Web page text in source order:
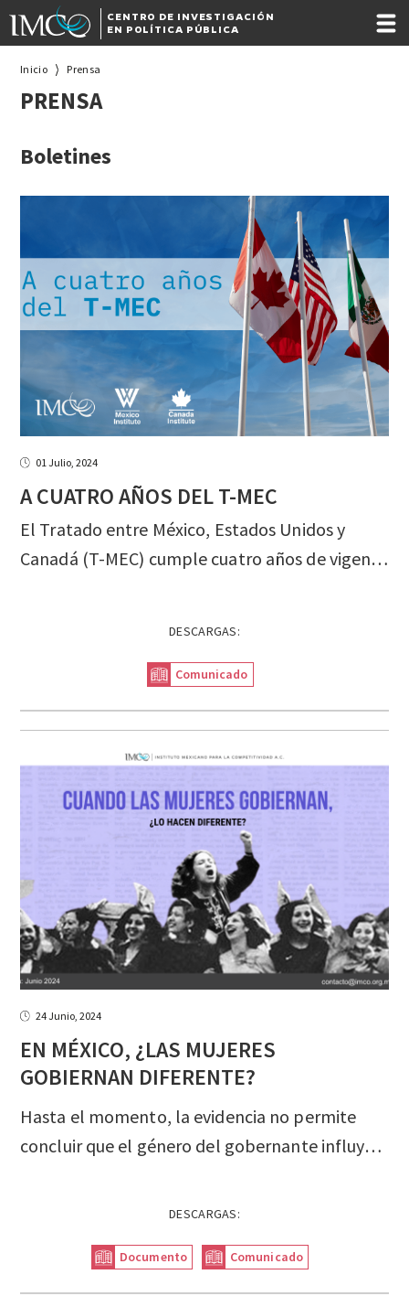
CENTRO DE INVESTIGACIÓN
EN POLÍTICA PÚBLICA
Inicio Prensa
PRENSA
Boletines
01 Julio, 2024
ACUATROAÑOS DELT-MEC
El Tratado entre México, Estados Unidos y
Canadá (T-MEC) cumple cuatro años de vigencia este 1º de julio. El T-MEC modernizó el Tratado de Libre Comercio de América del Norte (TLCAN) de 1994 y dio continuidad al marco regulatorio de la relación comercial entre México, Estados Unidos y Canadá.
DESCARGAS:
Comunicado
24 Junio, 2024
EN MÉXICO, ¿LAS MUJERES
GOBIERNAN DIFERENTE?
Hasta el momento, la evidencia no permite
concluir que el género del gobernante influye en los resultados de su gestión a nivel estatal.
DESCARGAS:
Documento Comunicado